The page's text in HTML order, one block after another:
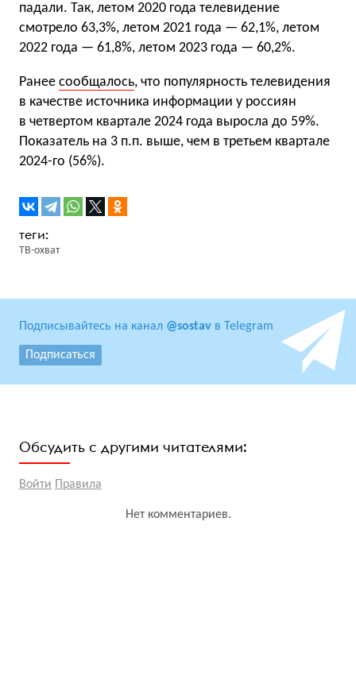
падали. Так, летом 2020 года телевидение
смотрело 63,3%, летом 2021 года — 62,1%, летом
2022 года — 61,8%, летом 2023 года — 60,2%.
Ранее сообщалось, что популярность телевидения
в качестве источника информации у россиян
в четвертом квартале 2024 года выросла до 59%.
Показатель на 3 п.п. выше, чем в третьем квартале
2024-го (56%).
ТВ-охват
Подписывайтесь на канал @sostav в Telegram
Подписаться
Обсудить с другими читателями:
Войти Правила
Нет комментариев.